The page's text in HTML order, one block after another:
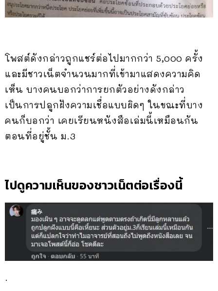
โพสต์ดังกล่าวถูกแชร์ต่อไปมากกว่า 5,000 ครั้ง
และมีชาวเน็ตจำนวนมากที่เข้ามาแสดงความคิด
เห็น บางคนบอกว่าการยกตัวอย่างดังกล่าว
เป็นการปลูกฝังความเชื่อแบบผิดๆ ในขณะที่บาง
คนก็บอกว่า เคยเรียนหนังสือเล่มนี้เหมือนกัน
ตอนที่อยู่ชั้น ม.3
ไปดูความเห็นของชาวเน็ตต่อเรื่องนี้
.